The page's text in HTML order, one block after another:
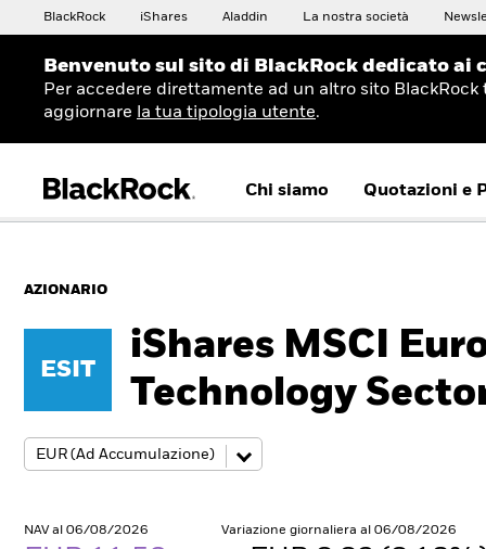
BlackRock iShares Aladdin La nostra società
Benvenuto sul sito di BlackRock dedicato
Per accedere direttamente ad un altro sito
aggiornare
la tua tipologia utente.
Chi siamo Quotazioni e
AZIONARIO
ESIT
iShares MSCI
Technology
NAV al 06/08/2026 Variazione giornaliera al 06/08/2026